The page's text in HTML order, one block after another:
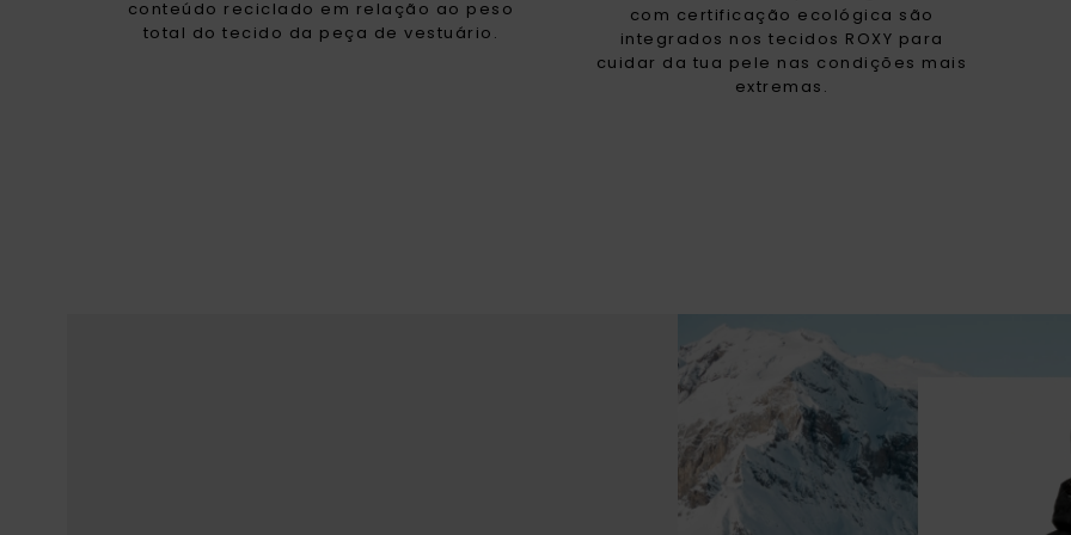
conteúdo reciclado em relação ao peso
total do tecido da peça de vestuário.
com certificação ecológica são
integrados nos tecidos ROXY para
cuidar da tua pele nas condições mais
extremas.